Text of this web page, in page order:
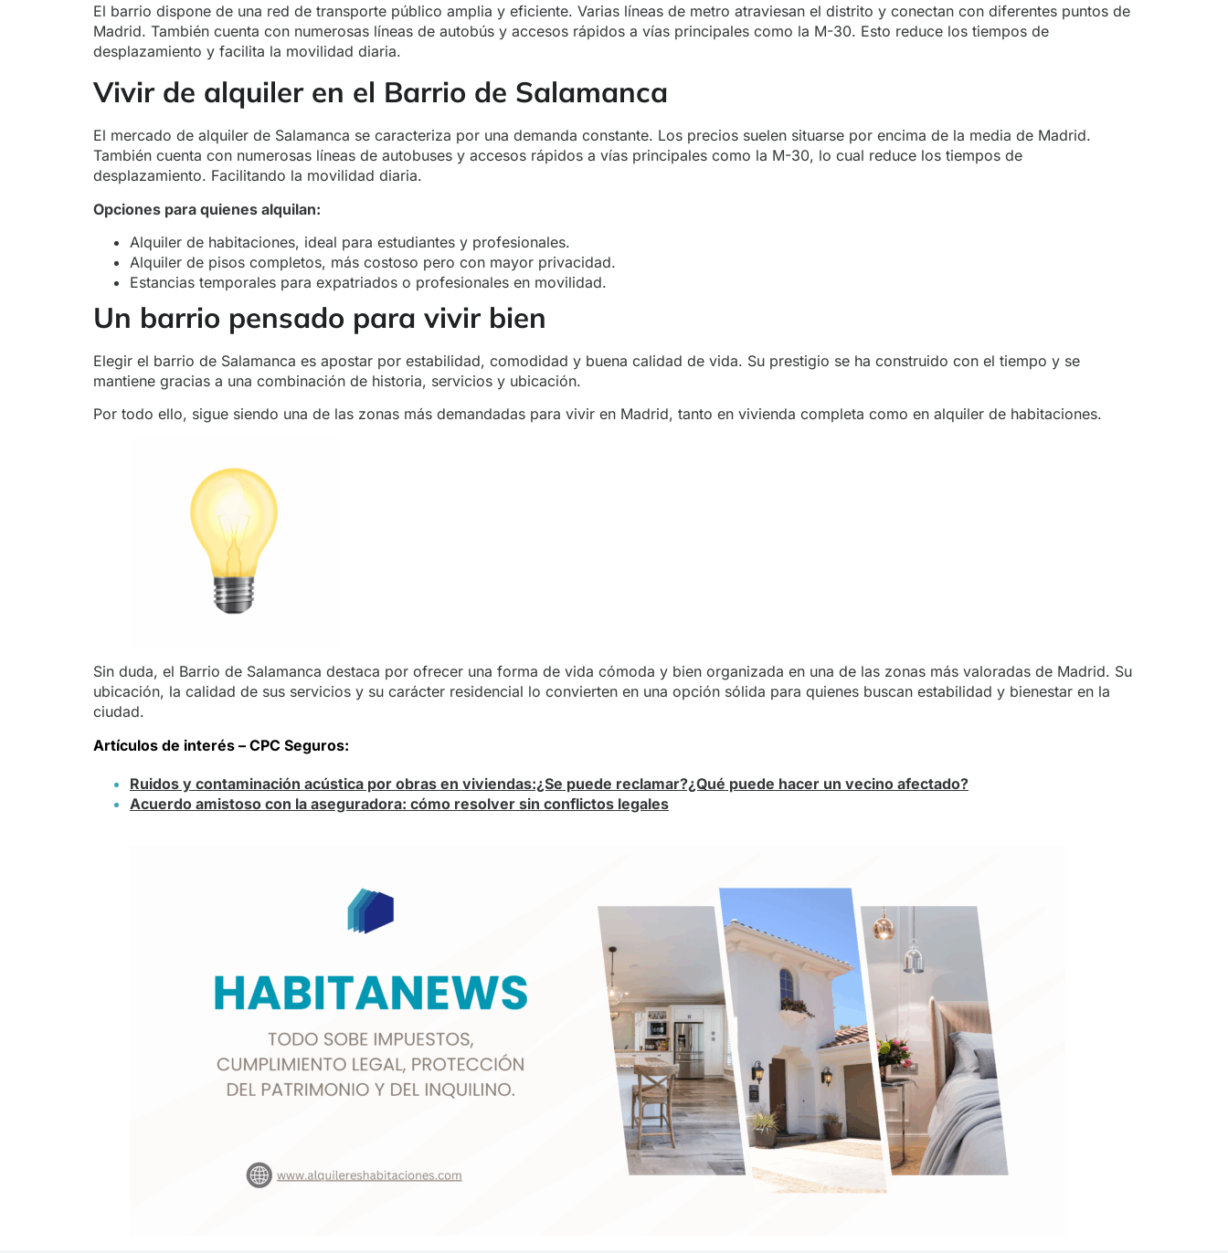
El barrio dispone de una red de transporte público amplia y eficiente. Varias líneas de metro atraviesan el distrito y conectan con diferentes puntos de
Madrid. También cuenta con numerosas líneas de autobús y accesos rápidos a vías principales como la M-30. Esto reduce los tiempos de
desplazamiento y facilita la movilidad diaria.
Vivir de alquiler en el Barrio de Salamanca
El mercado de alquiler de Salamanca se caracteriza por una demanda constante. Los precios suelen situarse por encima de la media de Madrid.
También cuenta con numerosas líneas de autobuses y accesos rápidos a vías principales como la M-30, lo cual reduce los tiempos de
desplazamiento. Facilitando la movilidad diaria.
Opciones para quienes alquilan:
Alquiler de habitaciones, ideal para estudiantes y profesionales.
Alquiler de pisos completos, más costoso pero con mayor privacidad.
Estancias temporales para expatriados o profesionales en movilidad.
Un barrio pensado para vivir bien
Elegir el barrio de Salamanca es apostar por estabilidad, comodidad y buena calidad de vida. Su prestigio se ha construido con el tiempo y se
mantiene gracias a una combinación de historia, servicios y ubicación.
Por todo ello, sigue siendo una de las zonas más demandadas para vivir en Madrid, tanto en vivienda completa como en alquiler de habitaciones.
Sin duda, el Barrio de Salamanca destaca por ofrecer una forma de vida cómoda y bien organizada en una de las zonas más valoradas de Madrid. Su
ubicación, la calidad de sus servicios y su carácter residencial lo convierten en una opción sólida para quienes buscan estabilidad y bienestar en la
ciudad.
Artículos de interés – CPC Seguros:
Ruidos y contaminación acústica por obras en viviendas:¿Se puede reclamar?¿Qué puede hacer un vecino afectado?
Acuerdo amistoso con la aseguradora: cómo resolver sin conflictos legales